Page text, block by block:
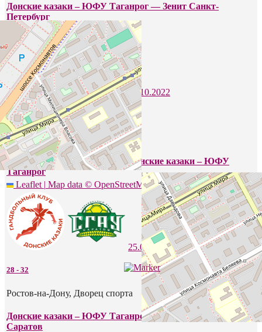
Leaflet | Map data © OpenStreetMapcontributors
Донские казаки – ЮФУ Таганрог — Зенит Санкт-
Петербург
08.10.2022
32-31
Пермь, СК им. В. П. Сухарева
Пермские медведи Пермь — Донские казаки – ЮФУ
Таганрог
25.09.2022
28 - 32
Ростов-на-Дону, Дворец спорта
Донские казаки – ЮФУ Таганрог — СГАУ-Саратов
Саратов